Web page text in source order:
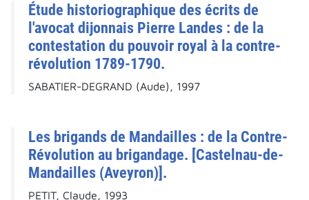
Étude historiographique des écrits de
l'avocat dijonnais Pierre Landes : de la
contestation du pouvoir royal à la contre-
révolution 1789-1790.
SABATIER-DEGRAND (Aude), 1997
Les brigands de Mandailles : de la Contre-
Révolution au brigandage. [Castelnau-de-
Mandailles (Aveyron)].
PETIT, Claude, 1993